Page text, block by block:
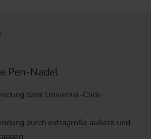
Pen-Nadel
dank Universal-Click-
durch extragroße äußere und